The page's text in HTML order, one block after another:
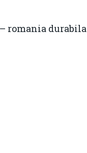
romania durabila